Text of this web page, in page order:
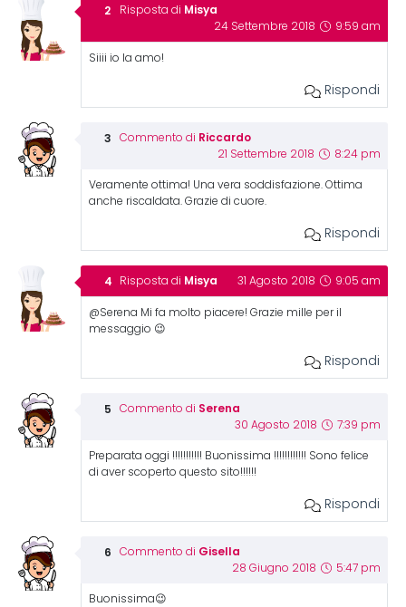
Risposta di Misya
24 Settembre 2018 9:59 am
Siiii io la amo!
Rispondi
Commento di Riccardo
21 Settembre 2018 8:24 pm
Veramente ottima! Una vera soddisfazione. Ottima
anche riscaldata. Grazie di cuore.
Rispondi
Risposta di Misya 31 Agosto 2018 9:05 am
@Serena Mi fa molto piacere! Grazie mille per il
messaggio 😉
Rispondi
Commento di Serena
30 Agosto 2018 7:39 pm
Preparata oggi !!!!!!!!!!! Buonissima !!!!!!!!!!!! Sono felice
di aver scoperto questo sito!!!!!!
Rispondi
Commento di Gisella
28 Giugno 2018 5:47 pm
Buonissima😉